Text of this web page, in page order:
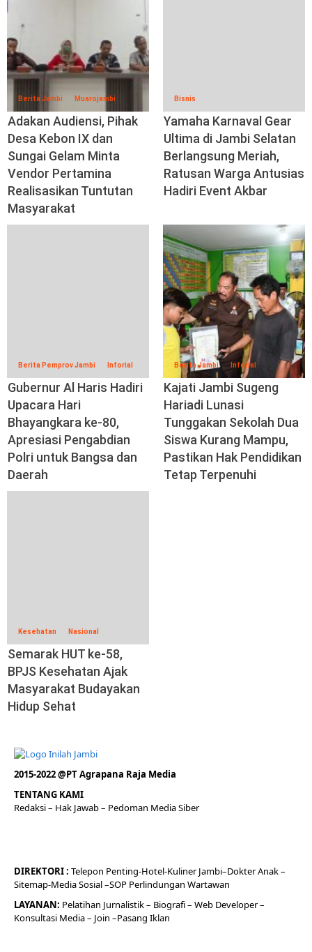
Berita Jambi Muarojambi
Adakan Audiensi, Pihak
Desa Kebon IX dan
Sungai Gelam Minta
Vendor Pertamina
Realisasikan Tuntutan
Masyarakat
Bisnis
Yamaha Karnaval Gear
Ultima di Jambi Selatan
Berlangsung Meriah,
Ratusan Warga Antusias
Hadiri Event Akbar
Berita Pemprov Jambi Inforial
Gubernur Al Haris Hadiri
Upacara Hari
Bhayangkara ke-80,
Apresiasi Pengabdian
Polri untuk Bangsa dan
Daerah
Berita Jambi Inforial
Kajati Jambi Sugeng
Hariadi Lunasi
Tunggakan Sekolah Dua
Siswa Kurang Mampu,
Pastikan Hak Pendidikan
Tetap Terpenuhi
Kesehatan Nasional
Semarak HUT ke-58,
BPJS Kesehatan Ajak
Masyarakat Budayakan
Hidup Sehat
2015-2022 @PT Agrapana Raja Media
TENTANG KAMI
Redaksi– Hak Jawab – Pedoman Media Siber
DIREKTORI: Telepon Penting-Hotel-KulinerJambi–DokterAnak –
Sitemap-Media Sosial –SOP Perlindungan Wartawan
LAYANAN: Pelatihan Jurnalistik – Biografi– Web Developer–
Konsultasi Media– Join –Pasang Iklan